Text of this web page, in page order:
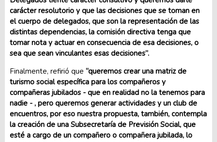
carácter resolutorio y que las decisiones que se toman en
el cuerpo de delegados, que son la representación de las
distintas dependencias, la comisión directiva tenga que
tomar nota y actuar en consecuencia de esa decisiones, o
sea que sean vinculantes esas decisiones”.
Finalmente, refirió que “queremos crear una matriz de
turismo social específica para los compañeros y
compañeras jubilados - que en realidad no la tenemos para
nadie - , pero queremos generar actividades y un club de
encuentros, por eso nuestra propuesta, también, contempla
la creación de una Subsecretaría de Previsión Social, que
esté a cargo de un compañero o compañera jubilada, lo